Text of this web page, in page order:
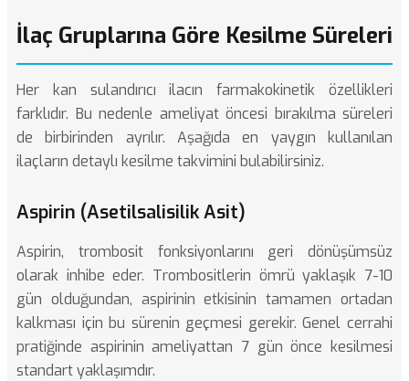
İlaç Gruplarına Göre Kesilme Süreleri
Her kan sulandırıcı ilacın farmakokinetik özellikleri
farklıdır. Bu nedenle ameliyat öncesi bırakılma süreleri
de birbirinden ayrılır. Aşağıda en yaygın kullanılan
ilaçların detaylı kesilme takvimini bulabilirsiniz.
Aspirin (Asetilsalisilik Asit)
Aspirin, trombosit fonksiyonlarını geri dönüşümsüz
olarak inhibe eder. Trombositlerin ömrü yaklaşık 7-10
gün olduğundan, aspirinin etkisinin tamamen ortadan
kalkması için bu sürenin geçmesi gerekir. Genel cerrahi
pratiğinde aspirinin ameliyattan 7 gün önce kesilmesi
standart yaklaşımdır.